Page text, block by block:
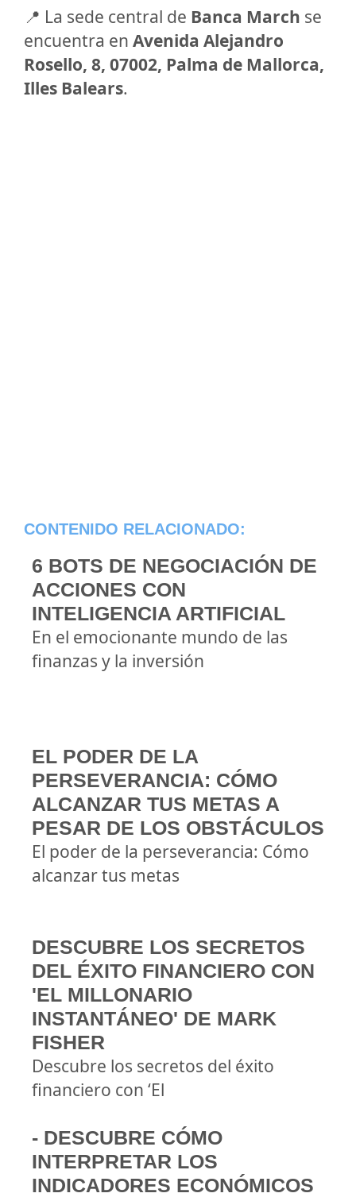
📍 La sede central de Banca March se
encuentra en Avenida Alejandro
Rosello, 8, 07002, Palma de Mallorca,
Illes Balears.
CONTENIDO RELACIONADO:
6 BOTS DE NEGOCIACIÓN DE
ACCIONES CON
INTELIGENCIA ARTIFICIAL
En el emocionante mundo de las
finanzas y la inversión
EL PODER DE LA
PERSEVERANCIA: CÓMO
ALCANZAR TUS METAS A
PESAR DE LOS OBSTÁCULOS
El poder de la perseverancia: Cómo
alcanzar tus metas
DESCUBRE LOS SECRETOS
DEL ÉXITO FINANCIERO CON
'EL MILLONARIO
INSTANTÁNEO' DE MARK
FISHER
Descubre los secretos del éxito
financiero con ‘El
- DESCUBRE CÓMO
INTERPRETAR LOS
INDICADORES ECONÓMICOS